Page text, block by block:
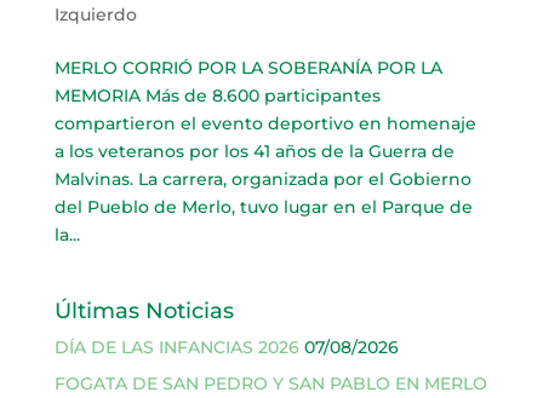
Izquierdo
MERLO CORRIÓ POR LA SOBERANÍA POR LA
MEMORIA Más de 8.600 participantes
compartieron el evento deportivo en homenaje
a los veteranos por los 41 años de la Guerra de
Malvinas. La carrera, organizada por el Gobierno
del Pueblo de Merlo, tuvo lugar en el Parque de
la...
Últimas Noticias
DÍA DE LAS INFANCIAS 2026 07/08/2026
FOGATA DE SAN PEDRO Y SAN PABLO EN MERLO